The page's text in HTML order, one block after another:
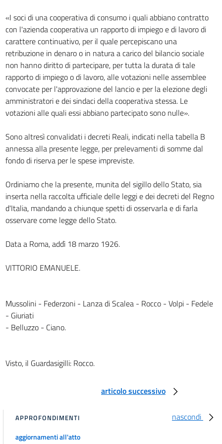
«I soci di una cooperativa di consumo i quali abbiano contratto
con l'azienda cooperativa un rapporto di impiego e di lavoro di
carattere continuativo, per il quale percepiscano una
retribuzione in denaro o in natura a carico del bilancio sociale
non hanno diritto di partecipare, per tutta la durata di tale
rapporto di impiego o di lavoro, alle votazioni nelle assemblee
convocate per l'approvazione del lancio e per la elezione degli
amministratori e dei sindaci della cooperativa stessa. Le
votazioni alle quali essi abbiano partecipato sono nulle».
Sono altresì convalidati i decreti Reali, indicati nella tabella B
annessa alla presente legge, per prelevamenti di somme dal
fondo di riserva per le spese impreviste.
Ordiniamo che la presente, munita del sigillo dello Stato, sia
inserta nella raccolta ufficiale delle leggi e dei decreti del Regno
d'Italia, mandando a chiunque spetti di osservarla e di farla
osservare come legge dello Stato.
Data a Roma, addì 18 marzo 1926.
VITTORIO EMANUELE.
Mussolini - Federzoni - Lanza di Scalea - Rocco - Volpi - Fedele
- Giuriati
- Belluzzo - Ciano.
Visto, il Guardasigilli: Rocco.
articolo successivo
nascondi
APPROFONDIMENTI
aggiornamenti all'atto